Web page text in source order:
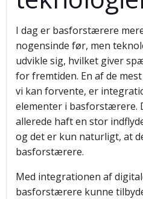
I dag er basforstærere
nogensinde før, men
udvikle sig, hvilket giver
for fremtiden. En af de
vi kan forvente, er
elementer i basforstærere.
allerede haft en stor
og det er kun naturligt, at
basforstærere.
Med integrationen af
basforstærere kunne